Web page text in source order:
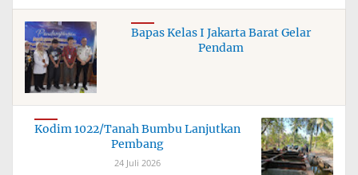
Bapas Kelas I Jakarta Barat Gelar
Pendam
Kodim 1022/Tanah Bumbu Lanjutkan
Pembang
24 Juli 2026